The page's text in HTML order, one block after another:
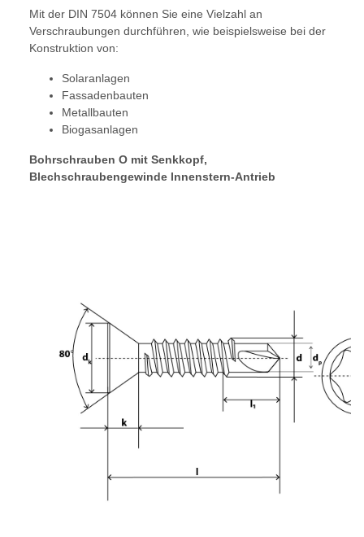
Mit der DIN 7504 können Sie eine Vielzahl an
Verschraubungen durchführen, wie beispielsweise bei der
Konstruktion von:
Solaranlagen
Fassadenbauten
Metallbauten
Biogasanlagen
Bohrschrauben O mit Senkkopf,
Blechschraubengewinde Innenstern-Antrieb